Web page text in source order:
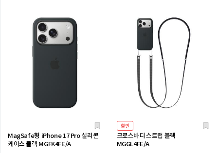
MagSafe형 iPhone 17 Pro 실리콘
케이스 블랙 MGFK4FE/A
할인
크로스바디 스트랩 블랙
MGGL4FE/A